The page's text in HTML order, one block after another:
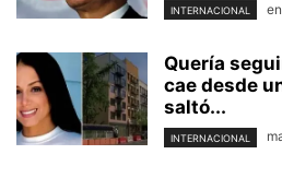
INTERNACIONAL
Quería
cae desde
saltó...
INTERNACIONAL